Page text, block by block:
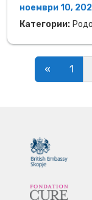
ноември 10,
Категории:
Posts
« 1